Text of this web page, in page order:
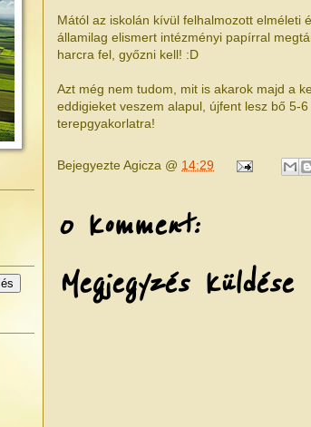
Mától az iskolán kívül felhalmozott elméleti
államilag elismert intézményi papírral
harcra fel, győzni kell! :D
Azt még nem tudom, mit is akarok majd a
eddigieket veszem alapul, újfent lesz bő 5-
terepgyakorlatra!
BejegyezteAgicza @ 14:29
0 komment:
Megjegyzés küldése